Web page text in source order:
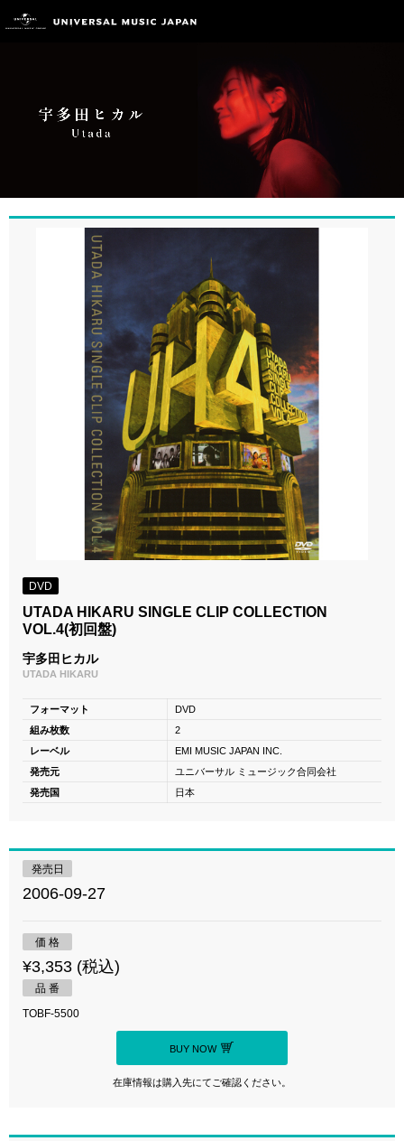
DVD
UTADA HIKARU SINGLE CLIP COLLECTION
VOL.4(初回盤)
宇多田ヒカル
UTADA HIKARU
フォーマット
DVD
組み枚数
2
レーベル
EMI MUSIC JAPAN INC.
発売元
ユニバーサル ミュージック合同会社
発売国
日本
発売日
2006-09-27
価 格
¥3,353 (税込)
品 番
TOBF-5500
BUY NOW
在庫情報は購入先にてご確認ください。